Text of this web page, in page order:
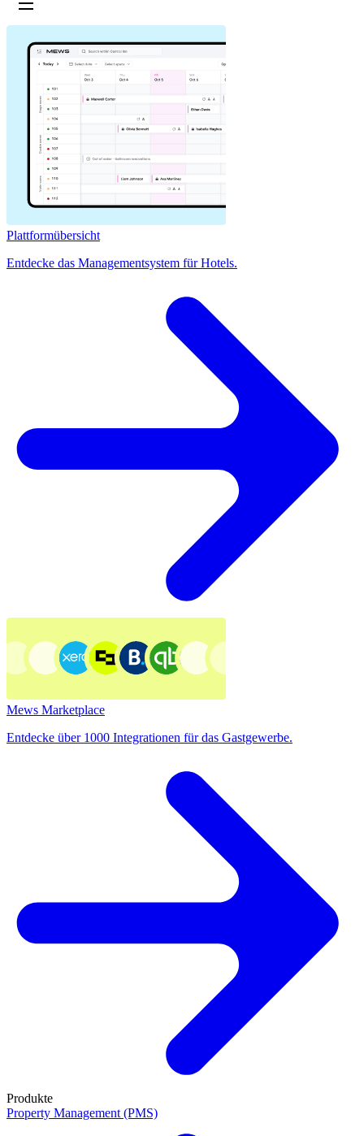
Plattformübersicht
Entdecke das Managementsystem für Hotels.
Mews Marketplace
Entdecke über 1000 Integrationen für das Gastgewerbe.
Produkte
Property Management (PMS)